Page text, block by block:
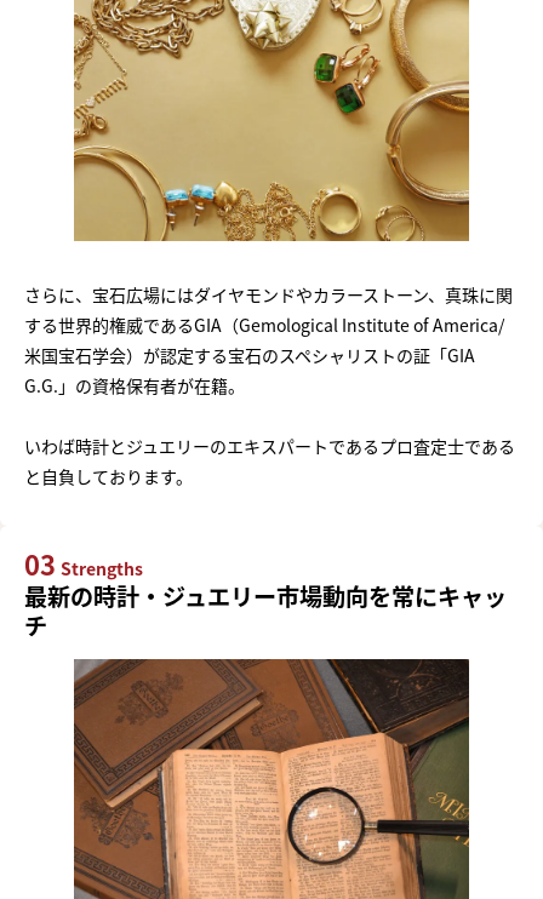
さらに、宝石広場にはダイヤモンドやカラーストーン、真珠に関
する世界的権威であるGIA（Gemological Institute of America/
米国宝石学会）が認定する宝石のスペシャリストの証「GIA
G.G.」の資格保有者が在籍。
いわば時計とジュエリーのエキスパートであるプロ査定士である
と自負しております。
03 Strengths
最新の時計・ジュエリー市場動向を常にキャッ
チ